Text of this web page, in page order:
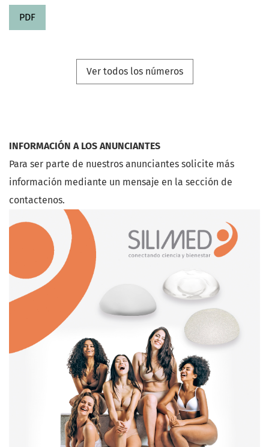
PDF
Ver todos los números
INFORMACIÓN A LOS ANUNCIANTES
Para ser parte de nuestros anunciantes solicite más
información mediante un mensaje en la sección de
contactenos.